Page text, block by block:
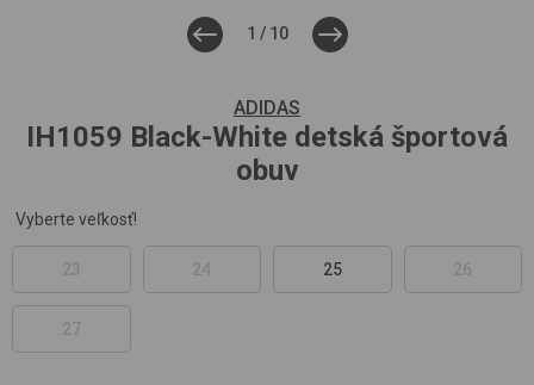
1 / 10
ADIDAS
IH1059 Black-White detská športová
obuv
Vyberte veľkosť!
23 24 25 26
27